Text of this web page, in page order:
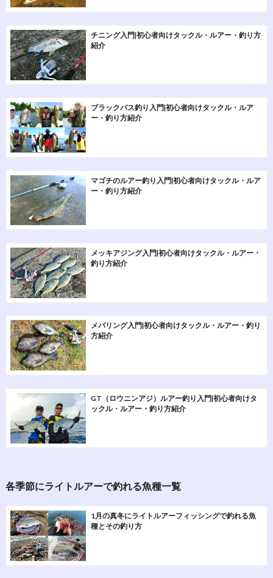
チニング入門|初心者向けタックル・ルアー・釣り方
紹介
ブラックバス釣り入門|初心者向けタックル・ルア
ー・釣り方紹介
マゴチのルアー釣り入門|初心者向けタックル・ルア
ー・釣り方紹介
メッキアジング入門|初心者向けタックル・ルアー・
釣り方紹介
メバリング入門|初心者向けタックル・ルアー・釣り
方紹介
GT（ロウニンアジ）ルアー釣り入門|初心者向けタ
ックル・ルアー・釣り方紹介
各季節にライトルアーで釣れる魚種一覧
1月の真冬にライトルアーフィッシングで釣れる魚
種とその釣り方